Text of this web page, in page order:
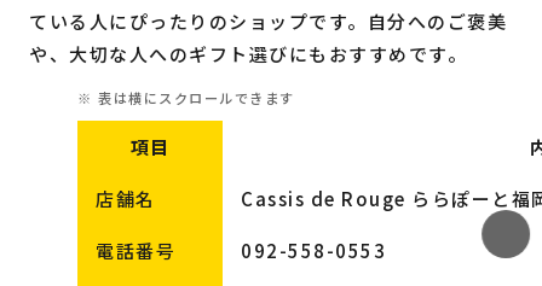
ている人にぴったりのショップです。自分へのご褒美
や、大切な人へのギフト選びにもおすすめです。
項目
店舗名 Cassis de Rouge ららぽーと福
電話番号 092-558-0553